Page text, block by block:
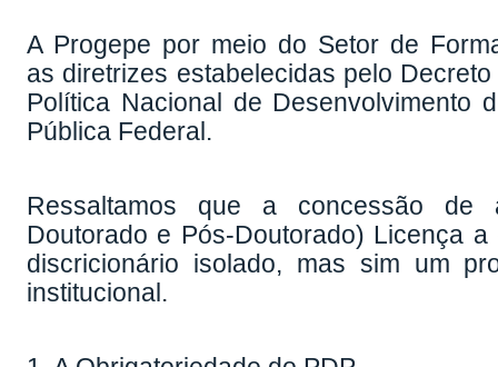
A Progepe por meio do Setor de
as diretrizes estabelecidas pelo
Política Nacional de Desenvolvimento
Pública Federal.
Ressaltamos que a concessão de
Doutorado e Pós-Doutorado) Licença
discricionário isolado, mas sim um
institucional.